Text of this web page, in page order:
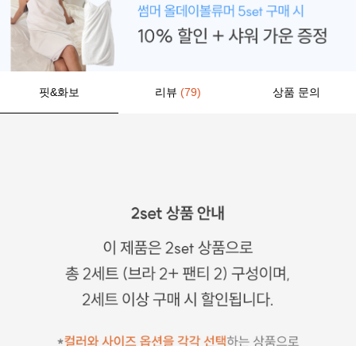
핏&화보 리뷰 (79) 상품 문의